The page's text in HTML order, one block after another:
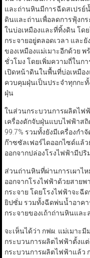
และถ่านหินมีการฉีดสเปรย์
ดินและถ่านเพื่อลดการฟุ้งก
ในบ่อเหมืองและที่ทิ้งดิน โ
กระจายอยู่ตลอดเวลา และ
ของเหมืองแม่เมาะอีกด้วย
ชั่วโมง โดยเพิ่มความถี่ในก
เปิดหน้าดินในพื้นที่บ่อเหมือ
ควบคุมฝุ่นเป็นประจำทุกกะ
ฝุ่น
ในส่วนกระบวนการผลิตไฟ
เครื่องดักจับฝุ่นแบบไฟฟ้าส
99.7% รวมทั้งยังมีเครื่องก
ก๊าซซัลเฟอร์ไดออกไซด์แล้
ออกจากปล่องโรงไฟฟ้ามีป
ส่วนถ่านหินที่ผ่านการเผาไ
ออกจากโรงไฟฟ้าด้วยสายพ
กระจาย โดยโรงไฟฟ้าจะฉี
ยิปซั่ม รวมทั้งฉีดพ่นน้ำอาคา
กระจายของเถ้าถ่านหินแล
จะเห็นได้ว่า กฟผ. แม่เมาะ
กระบวนการผลิตไฟฟ้าตั้งแ
กระบวนการผลิตไฟฟ้าแล้ว